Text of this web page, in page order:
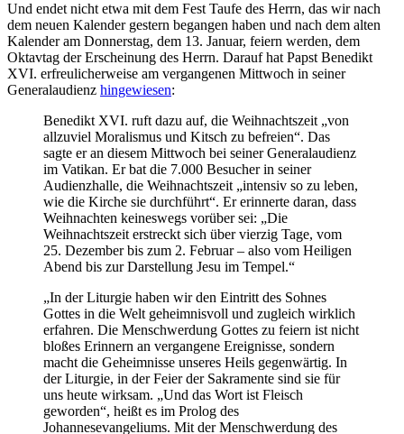
Und endet nicht etwa mit dem Fest Taufe des Herrn, das wir nach
dem neuen Kalender gestern begangen haben und nach dem alten
Kalender am Donnerstag, dem 13. Januar, feiern werden, dem
Oktavtag der Erscheinung des Herrn. Darauf hat Papst Benedikt
XVI. erfreulicherweise am vergangenen Mittwoch in seiner
Generalaudienz hingewiesen:
Benedikt XVI. ruft dazu auf, die Weihnachtszeit „von
allzuviel Moralismus und Kitsch zu befreien“. Das
sagte er an diesem Mittwoch bei seiner Generalaudienz
im Vatikan. Er bat die 7.000 Besucher in seiner
Audienzhalle, die Weihnachtszeit „intensiv so zu leben,
wie die Kirche sie durchführt“. Er erinnerte daran, dass
Weihnachten keineswegs vorüber sei: „Die
Weihnachtszeit erstreckt sich über vierzig Tage, vom
25. Dezember bis zum 2. Februar – also vom Heiligen
Abend bis zur Darstellung Jesu im Tempel.“
„In der Liturgie haben wir den Eintritt des Sohnes
Gottes in die Welt geheimnisvoll und zugleich wirklich
erfahren. Die Menschwerdung Gottes zu feiern ist nicht
bloßes Erinnern an vergangene Ereignisse, sondern
macht die Geheimnisse unseres Heils gegenwärtig. In
der Liturgie, in der Feier der Sakramente sind sie für
uns heute wirksam. „Und das Wort ist Fleisch
geworden“, heißt es im Prolog des
Johannesevangeliums. Mit der Menschwerdung des